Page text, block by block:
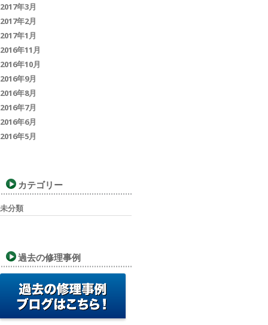
2017年3月
2017年2月
2017年1月
2016年11月
2016年10月
2016年9月
2016年8月
2016年7月
2016年6月
2016年5月
カテゴリー
未分類
過去の修理事例